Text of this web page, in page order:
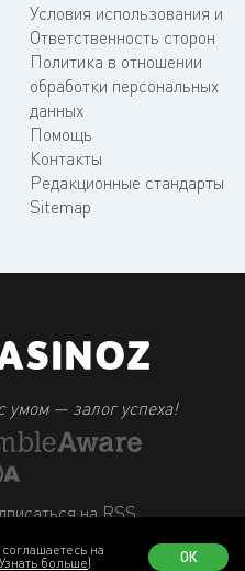
Условия использования и
Ответственность сторон
Политика в отношении
обработки персональных
данных
Помощь
Контакты
Редакционные стандарты
Sitemap
умом — залог успеха!
на RSS
на
больше) ОК